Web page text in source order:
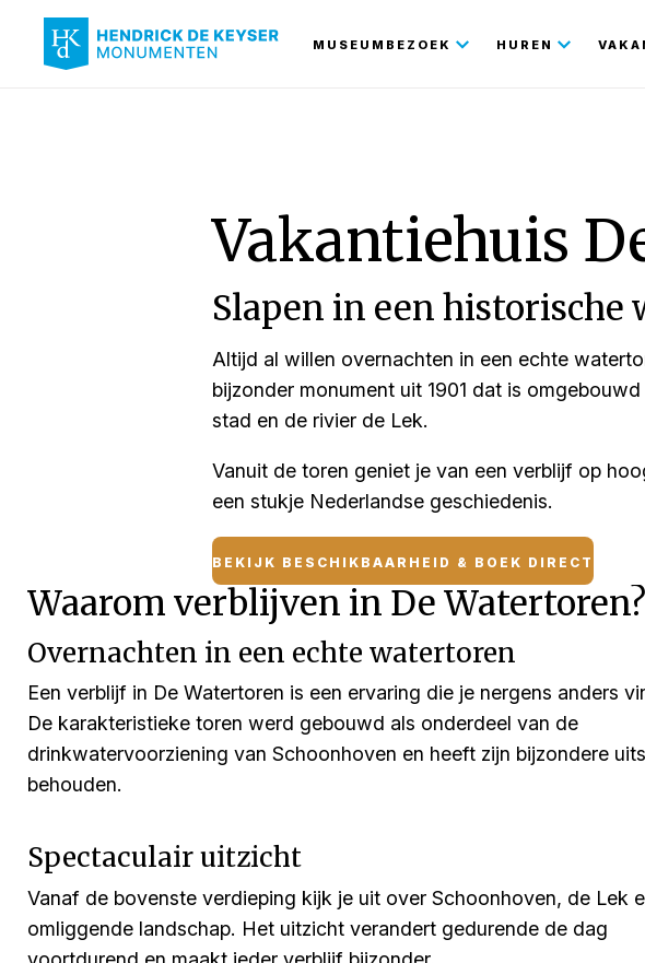
MUSEUMBEZOEK HUREN
Vakantiehuis
Slapen in een historische
Altijd al willen overnachten in een echte
bijzonder monument uit 1901 dat is
stad en de rivier de Lek.
Vanuit de toren geniet je van een verblijf op
een stukje Nederlandse geschiedenis.
BEKIJK BESCHIKBAARHEID & BOEK DIRECT
Waarom verblijven in De Watertoren?
Overnachten in een echte watertoren
Een verblijf in De Watertoren is een ervaring die je nergens anders
De karakteristieke toren werd gebouwd als onderdeel van de
drinkwatervoorziening van Schoonhoven en heeft zijn bijzondere
behouden.
Spectaculair uitzicht
Vanaf de bovenste verdieping kijk je uit over Schoonhoven, de Lek
omliggende landschap. Het uitzicht verandert gedurende de dag